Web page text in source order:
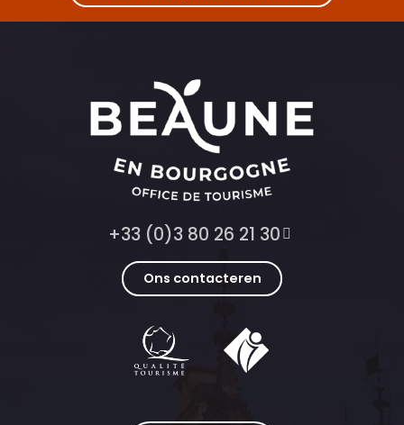
+33 (0)3 80 26 21 30
Ons contacteren